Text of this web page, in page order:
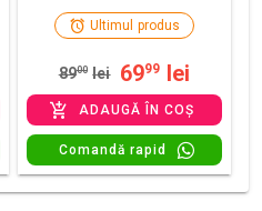
Ultimul produs
8900 lei 6999 lei
ADAUGĂ ÎN COȘ
Comandă rapid